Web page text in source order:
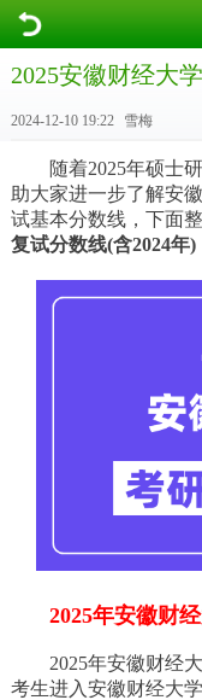
2025安徽财经大
2024-12-10 19:22 雪梅
随着2025年硕士研
助大家进一步了解安
试基本分数线，下面
复试分数线(含2024年)
2025年安徽财
2025年安徽财经大
考生进入安徽财经大